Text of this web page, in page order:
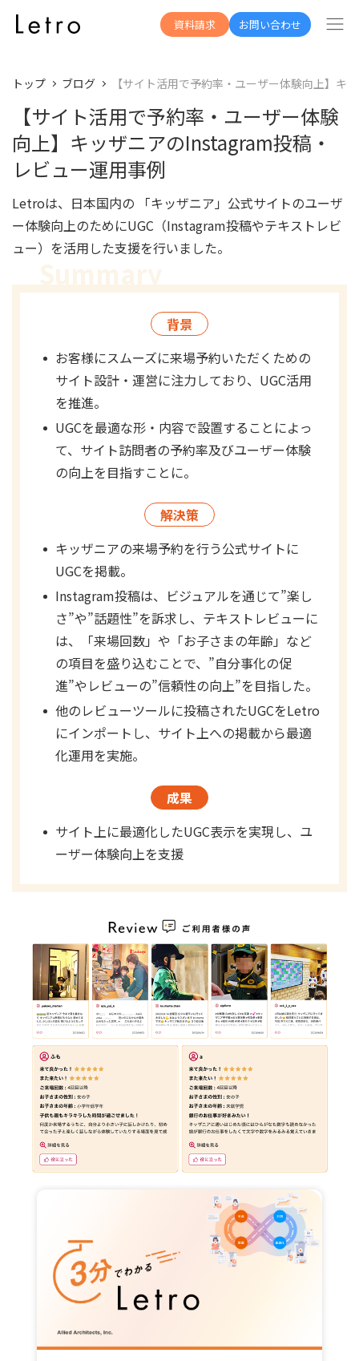
資料請求 お問い合わせ
トップ ブログ 【サイト活用で予約率・ユーザー体験向上】
【サイト活用で予約率・ユーザー体験
向上】キッザニアのInstagram投稿・
レビュー運用事例
Letroは、日本国内の 「キッザニア」公式サイトのユーザ
ー体験向上のためにUGC（Instagram投稿やテキストレビ
ュー）を活用した支援を行いました。
背景
お客様にスムーズに来場予約いただくための
サイト設計・運営に注力しており、UGC活用
を推進。
UGCを最適な形・内容で設置することによっ
て、サイト訪問者の予約率及びユーザー体験
の向上を目指すことに。
解決策
キッザニアの来場予約を行う公式サイトに
UGCを掲載。
Instagram投稿は、ビジュアルを通じて”楽し
さ”や”話題性”を訴求し、テキストレビューに
は、「来場回数」や「お子さまの年齢」など
の項目を盛り込むことで、”自分事化の促
進”やレビューの”信頼性の向上”を目指した。
他のレビューツールに投稿されたUGCをLetro
にインポートし、サイト上への掲載から最適
化運用を実施。
成果
サイト上に最適化したUGC表示を実現し、ユ
ーザー体験向上を支援